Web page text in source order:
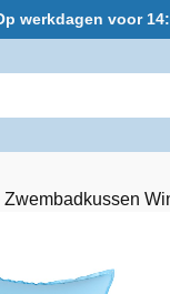
werkdagen voor
Zwembadkussen